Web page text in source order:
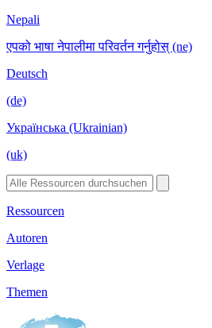
Nepali
एपको भाषा नेपालीमा परिवर्तन गर्नुहोस् (ne)
Deutsch
(de)
Українська (Ukrainian)
(uk)
Ressourcen
Autoren
Verlage
Themen